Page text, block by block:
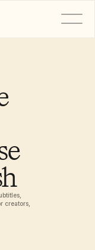
creators,